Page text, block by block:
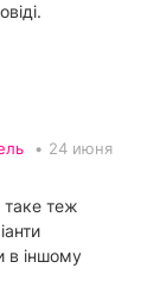
• 24 июня
таке теж
в іншому